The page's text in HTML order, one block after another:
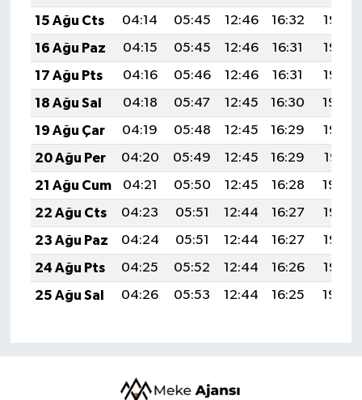
15 Ağu Cts
04:14 05:45 12:46 16:32
19:37
16 Ağu Paz
04:15 05:45 12:46 16:31
19:36
17 Ağu Pts
04:16 05:46 12:46 16:31
19:35
18 Ağu Sal
04:18 05:47 12:45 16:30
19:34
19 Ağu Çar
04:19 05:48 12:45 16:29
19:32
20 Ağu Per
04:20 05:49 12:45 16:29
19:31
21 Ağu Cum
04:21 05:50 12:45 16:28
19:30
22 Ağu Cts
04:23 05:51 12:44 16:27
19:28
23 Ağu Paz
04:24 05:51 12:44 16:27
19:27
24 Ağu Pts
04:25 05:52 12:44 16:26
19:25
25 Ağu Sal
04:26 05:53 12:44 16:25 19:24